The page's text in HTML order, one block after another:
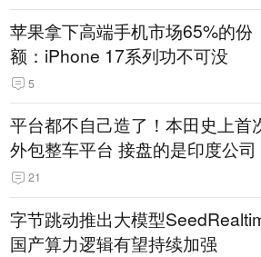
苹果拿下高端手机市场65%的份
额：iPhone 17系列功不可没
5
平台都不自己造了！本田史上首
外包整车平台 接盘的是印度公司
21
字节跳动推出大模型
国产算力逻辑有望持续加强